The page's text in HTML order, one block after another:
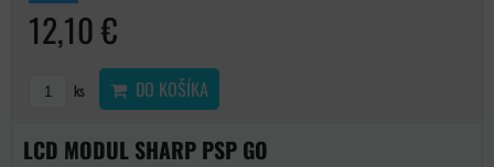
12,10 €
ks DO KOŠÍKA
LCD MODUL SHARP PSP GO